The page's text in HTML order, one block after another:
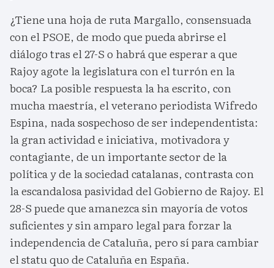
¿Tiene una hoja de ruta Margallo, consensuada
con el PSOE, de modo que pueda abrirse el
diálogo tras el 27-S o habrá que esperar a que
Rajoy agote la legislatura con el turrón en la
boca? La posible respuesta la ha escrito, con
mucha maestría, el veterano periodista Wifredo
Espina, nada sospechoso de ser independentista:
la gran actividad e iniciativa, motivadora y
contagiante, de un importante sector de la
política y de la sociedad catalanas, contrasta con
la escandalosa pasividad del Gobierno de Rajoy. El
28-S puede que amanezca sin mayoría de votos
suficientes y sin amparo legal para forzar la
independencia de Cataluña, pero sí para cambiar
el statu quo de Cataluña en España.